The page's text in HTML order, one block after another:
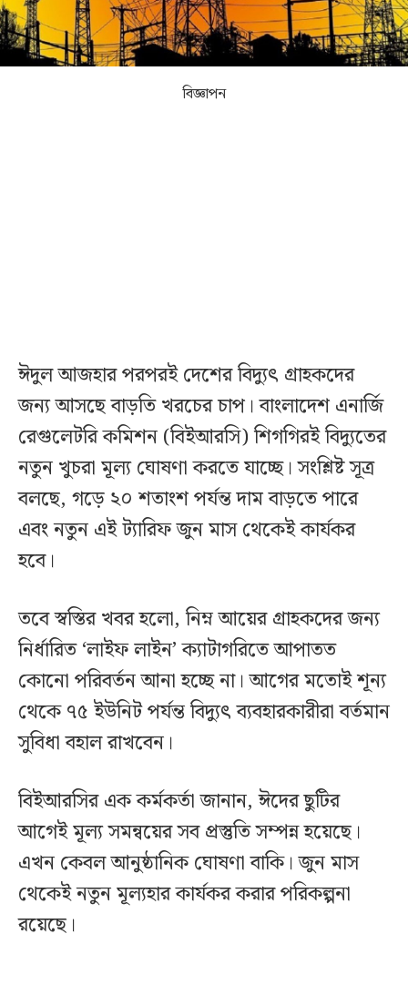
বিজ্ঞাপন
ঈদুল আজহার পরপরই দেশের বিদ্যুৎ গ্রাহকদের
জন্য আসছে বাড়তি খরচের চাপ। বাংলাদেশ এনার্জি
রেগুলেটরি কমিশন (বিইআরসি) শিগগিরই বিদ্যুতের
নতুন খুচরা মূল্য ঘোষণা করতে যাচ্ছে। সংশ্লিষ্ট সূত্র
বলছে, গড়ে ২০ শতাংশ পর্যন্ত দাম বাড়তে পারে
এবং নতুন এই ট্যারিফ জুন মাস থেকেই কার্যকর
হবে।
তবে স্বস্তির খবর হলো, নিম্ন আয়ের গ্রাহকদের জন্য
নির্ধারিত ‘লাইফ লাইন’ ক্যাটাগরিতে আপাতত
কোনো পরিবর্তন আনা হচ্ছে না। আগের মতোই শূন্য
থেকে ৭৫ ইউনিট পর্যন্ত বিদ্যুৎ ব্যবহারকারীরা বর্তমান
সুবিধা বহাল রাখবেন।
বিইআরসির এক কর্মকর্তা জানান, ঈদের ছুটির
আগেই মূল্য সমন্বয়ের সব প্রস্তুতি সম্পন্ন হয়েছে।
এখন কেবল আনুষ্ঠানিক ঘোষণা বাকি। জুন মাস
থেকেই নতুন মূল্যহার কার্যকর করার পরিকল্পনা
রয়েছে।